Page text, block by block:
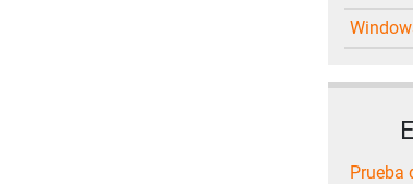
Prueba de ancho de banda desde terminal